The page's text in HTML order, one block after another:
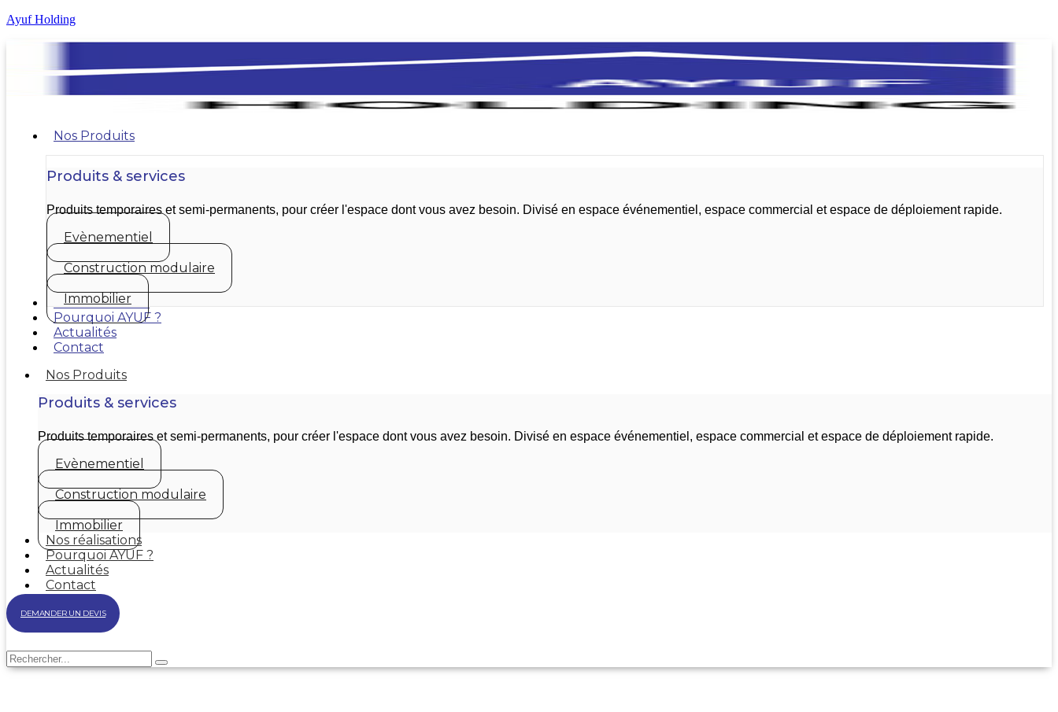
Ayuf Holding
Nos Produits
Produits & services
Produits temporaires et semi-permanents, pour créer l'espace dont vous avez besoin. Divisé en espace événementiel, espace commercial et espace de déploiement rapide.
Evènementiel
Construction modulaire
Immobilier
Nos réalisations
Pourquoi AYUF ?
Actualités
Contact
Nos Produits
Produits & services
Produits temporaires et semi-permanents, pour créer l'espace dont vous avez besoin. Divisé en espace événementiel, espace commercial et espace de déploiement rapide.
Evènementiel
Construction modulaire
Immobilier
Nos réalisations
Pourquoi AYUF ?
Actualités
Contact
DEMANDER UN DEVIS